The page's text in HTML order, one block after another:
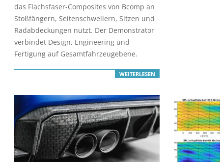
das Flachsfaser-Composites von Bcomp an
Stoßfängern, Seitenschwellern, Sitzen und
Radabdeckungen nutzt. Der Demonstrator
verbindet Design, Engineering und
Fertigung auf Gesamtfahrzeugebene.
WEITERLESEN